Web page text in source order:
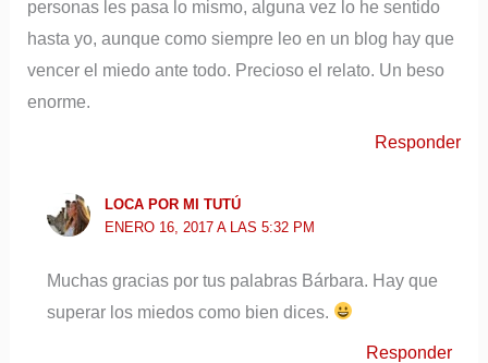
personas les pasa lo mismo, alguna vez lo he sentido
hasta yo, aunque como siempre leo en un blog hay que
vencer el miedo ante todo. Precioso el relato. Un beso
enorme.
Responder
LOCA POR MI TUTÚ
ENERO 16, 2017 A LAS 5:32 PM
Muchas gracias por tus palabras Bárbara. Hay que
superar los miedos como bien dices.
Responder